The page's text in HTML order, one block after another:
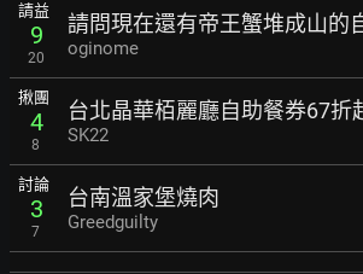
請益
9
20
請問現在還有帝王蟹堆成山的
oginome
揪團
4
8
台北晶華栢麗廳自助餐券67折
SK22
討論
3
7
台南溫家堡燒肉
Greedguilty